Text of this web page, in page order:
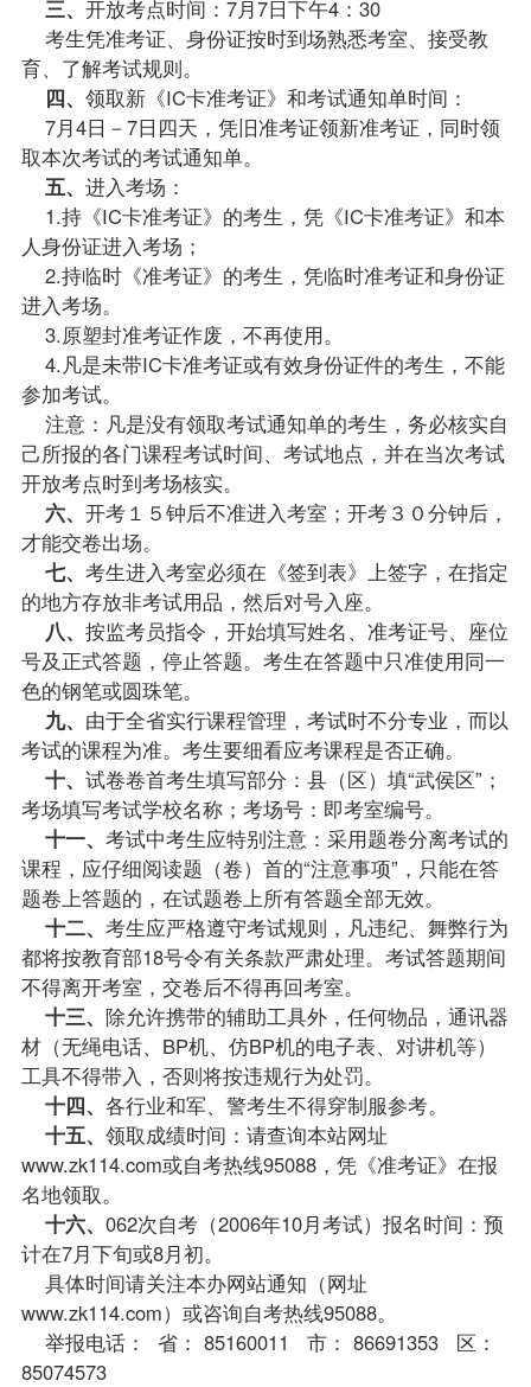
三、 开放考点时间：7月7日下午4：30
考生凭准考证、身份证按时到场熟悉考室、接受教
育、了解考试规则。
四、 领取新《IC卡准考证》和考试通知单时间：
7月4日－7日四天，凭旧准考证领新准考证，同时领
取本次考试的考试通知单。
五、 进入考场：
1.持《IC卡准考证》的考生，凭《IC卡准考证》和本
人身份证进入考场；
2.持临时《准考证》的考生，凭临时准考证和身份证
进入考场。
3.原塑封准考证作废，不再使用。
4.凡是未带IC卡准考证或有效身份证件的考生，不能
参加考试。
注意：凡是没有领取考试通知单的考生，务必核实自
己所报的各门课程考试时间、考试地点，并在当次考试
开放考点时到考场核实。
六、 开考１５钟后不准进入考室；开考３０分钟后，
才能交卷出场。
七、 考生进入考室必须在《签到表》上签字，在指定
的地方存放非考试用品，然后对号入座。
八、 按监考员指令，开始填写姓名、准考证号、座位
号及正式答题，停止答题。考生在答题中只准使用同一
色的钢笔或圆珠笔。
九、 由于全省实行课程管理，考试时不分专业，而以
考试的课程为准。考生要细看应考课程是否正确。
十、 试卷卷首考生填写部分：县（区）填“武侯区”；
考场填写考试学校名称；考场号：即考室编号。
十一、 考试中考生应特别注意：采用题卷分离考试的
课程，应仔细阅读题（卷）首的“注意事项”，只能在答
题卷上答题的，在试题卷上所有答题全部无效。
十二、 考生应严格遵守考试规则，凡违纪、舞弊行为
都将按教育部18号令有关条款严肃处理。考试答题期间
不得离开考室，交卷后不得再回考室。
十三、 除允许携带的辅助工具外，任何物品，通讯器
材（无绳电话、BP机、仿BP机的电子表、对讲机等）
工具不得带入，否则将按违规行为处罚。
十四、 各行业和军、警考生不得穿制服参考。
十五、 领取成绩时间：请查询本站网址
www.zk114.com或自考热线95088，凭《准考证》在报
名地领取。
十六、 062次自考（2006年10月考试）报名时间：预
计在7月下旬或8月初。
具体时间请关注本办网站通知（网址
www.zk114.com）或咨询自考热线95088。
举报电话： 省： 85160011 市： 86691353 区：
85074573